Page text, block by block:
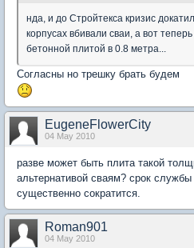
нда, и до Стройтекса кризис
корпусах вбивали сваи, а вот
бетонной плитой в 0.8 метра...
Согласны но трешку брать будем
EugeneFlowerCity
04 May 2010
разве может быть плита такой
альтернативой сваям? срок
существенно сократится.
Roman901
04 May 2010